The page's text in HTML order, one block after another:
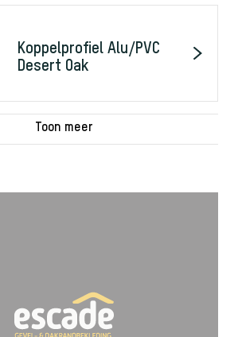
Koppelprofiel Alu/PVC
Desert Oak
Toon meer